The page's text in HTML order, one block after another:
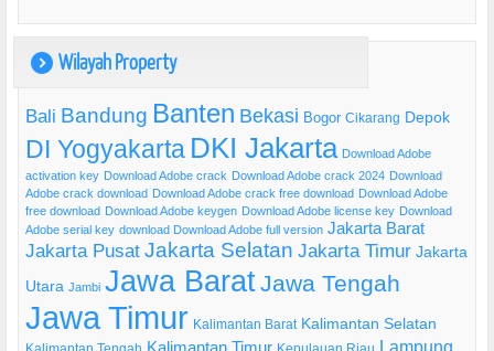
) Wilayah Property
Bali Bandung Banten Bekasi Bogor Cikarang Depok
DI Yogyakarta DKI Jakarta Download Adobe
activation key Download Adobe crack Download Adobe crack 2024 Download
Adobe crack download Download Adobe crack free download Download Adobe
free download Download Adobe keygen Download Adobe license key Download
Adobe serial key download Download Adobe full version Jakarta Barat
Jakarta Pusat Jakarta Selatan Jakarta Timur Jakarta
Utara Jambi Jawa BaratJawa Tengah
Jawa Timur Kalimantan Barat Kalimantan Selatan
Kalimantan Timur Lampung